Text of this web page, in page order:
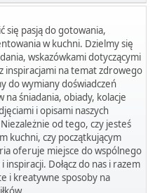
się pasją do gotowania,
w kuchni. Dzielmy się
wskazówkami dotyczącymi
inspiracjami na temat zdrowego
do wymiany doświadczeń
na śniadania, obiady, kolacje
i opisami naszych
od tego, czy jesteś
kuchni, czy początkującym
oferuje miejsce do wspólnego
inspiracji. Dołącz do nas i razem
i kreatywne sposoby na